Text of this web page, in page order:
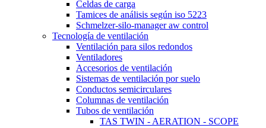
Celdas de carga
Tamices de análisis según iso 5223
Schmelzer-silo-manager aw control
Tecnología de ventilación
Ventilación para silos redondos
Ventiladores
Accesorios de ventilación
Sistemas de ventilación por suelo
Conductos semicirculares
Columnas de ventilación
Tubos de ventilación
TAS TWIN - AERATION - SCOPE